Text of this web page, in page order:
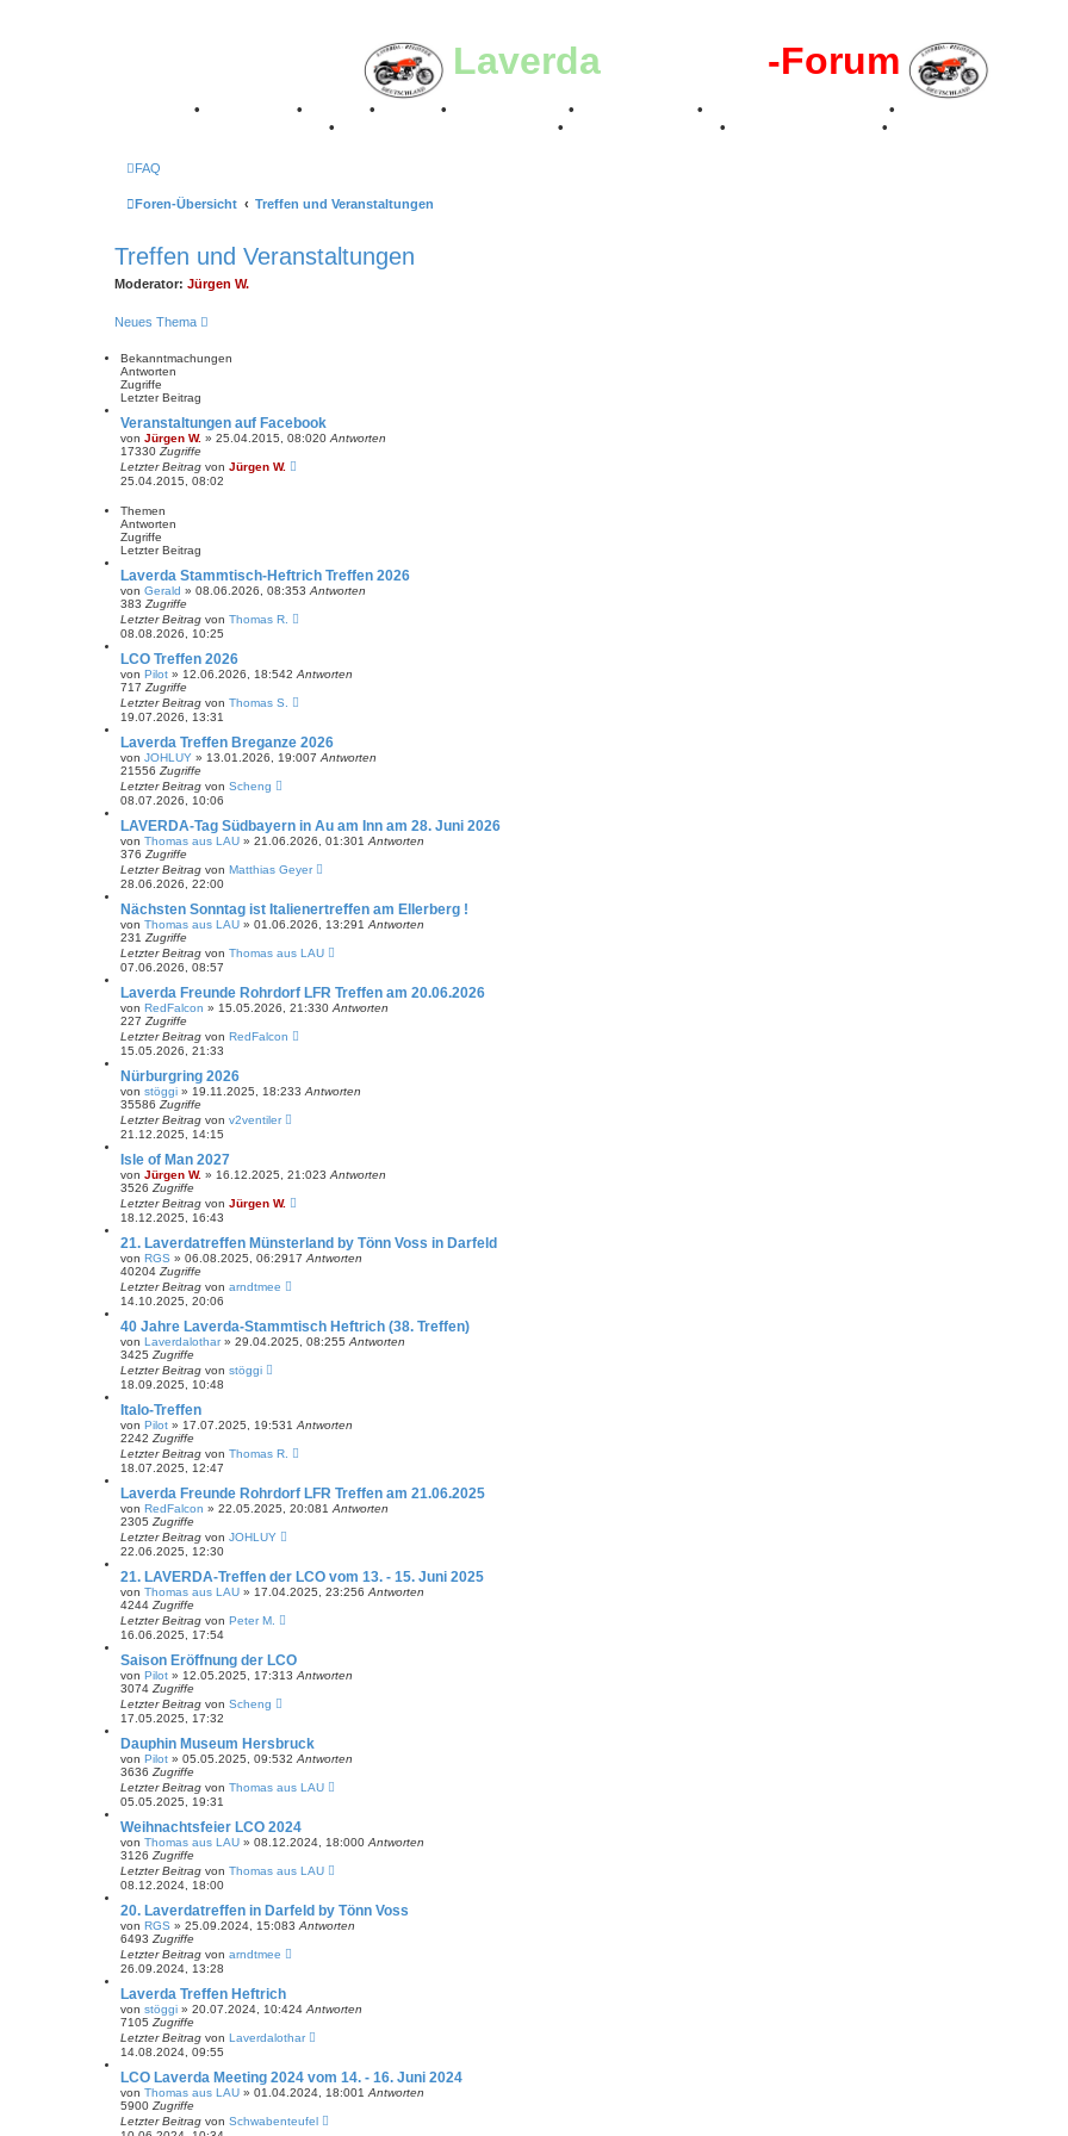
Laverda -Forum
• • • • • • •
• • • •
FAQ
Foren-Übersicht Treffen und Veranstaltungen
Treffen und Veranstaltungen
Moderator: Jürgen W.
Neues Thema
Bekanntmachungen
Antworten
Zugriffe
Letzter Beitrag
Veranstaltungen auf Facebook
von Jürgen W. » 25.04.2015, 08:020 Antworten
17330 Zugriffe
Letzter Beitrag von Jürgen W.
25.04.2015, 08:02
Themen
Antworten
Zugriffe
Letzter Beitrag
Laverda Stammtisch-Heftrich Treffen 2026
von Gerald » 08.06.2026, 08:353 Antworten
383 Zugriffe
Letzter Beitrag von Thomas R.
08.08.2026, 10:25
LCO Treffen 2026
von Pilot » 12.06.2026, 18:542 Antworten
717 Zugriffe
Letzter Beitrag von Thomas S.
19.07.2026, 13:31
Laverda Treffen Breganze 2026
von JOHLUY » 13.01.2026, 19:007 Antworten
21556 Zugriffe
Letzter Beitrag von Scheng
08.07.2026, 10:06
LAVERDA-Tag Südbayern in Au am Inn am 28. Juni 2026
von Thomas aus LAU » 21.06.2026, 01:301 Antworten
376 Zugriffe
Letzter Beitrag von Matthias Geyer
28.06.2026, 22:00
Nächsten Sonntag ist Italienertreffen am Ellerberg !
von Thomas aus LAU » 01.06.2026, 13:291 Antworten
231 Zugriffe
Letzter Beitrag von Thomas aus LAU
07.06.2026, 08:57
Laverda Freunde Rohrdorf LFR Treffen am 20.06.2026
von RedFalcon » 15.05.2026, 21:330 Antworten
227 Zugriffe
Letzter Beitrag von RedFalcon
15.05.2026, 21:33
Nürburgring 2026
von stöggi » 19.11.2025, 18:233 Antworten
35586 Zugriffe
Letzter Beitrag von v2ventiler
21.12.2025, 14:15
Isle of Man 2027
von Jürgen W. » 16.12.2025, 21:023 Antworten
3526 Zugriffe
Letzter Beitrag von Jürgen W.
18.12.2025, 16:43
21. Laverdatreffen Münsterland by Tönn Voss in Darfeld
von RGS » 06.08.2025, 06:2917 Antworten
40204 Zugriffe
Letzter Beitrag von arndtmee
14.10.2025, 20:06
40 Jahre Laverda-Stammtisch Heftrich (38. Treffen)
von Laverdalothar» 29.04.2025, 08:255 Antworten
3425 Zugriffe
Letzter Beitrag von stöggi
18.09.2025, 10:48
Italo-Treffen
von Pilot » 17.07.2025, 19:531 Antworten
2242 Zugriffe
Letzter Beitrag von Thomas R.
18.07.2025, 12:47
Laverda Freunde Rohrdorf LFR Treffen am 21.06.2025
von RedFalcon » 22.05.2025, 20:081 Antworten
2305 Zugriffe
Letzter Beitrag von JOHLUY
22.06.2025, 12:30
21. LAVERDA-Treffen der LCO vom 13. - 15. Juni 2025
von Thomas aus LAU » 17.04.2025, 23:256 Antworten
4244 Zugriffe
Letzter Beitrag von Peter M.
16.06.2025, 17:54
Saison Eröffnung der LCO
von Pilot » 12.05.2025, 17:313 Antworten
3074 Zugriffe
Letzter Beitrag von Scheng
17.05.2025, 17:32
Dauphin Museum Hersbruck
von Pilot » 05.05.2025, 09:532 Antworten
3636 Zugriffe
Letzter Beitrag von Thomas aus LAU
05.05.2025, 19:31
Weihnachtsfeier LCO 2024
von Thomas aus LAU » 08.12.2024, 18:000 Antworten
3126 Zugriffe
Letzter Beitrag von Thomas aus LAU
08.12.2024, 18:00
20. Laverdatreffen in Darfeld by Tönn Voss
von RGS » 25.09.2024, 15:083 Antworten
6493 Zugriffe
Letzter Beitrag von arndtmee
26.09.2024, 13:28
Laverda Treffen Heftrich
von stöggi » 20.07.2024, 10:424 Antworten
7105 Zugriffe
Letzter Beitrag von Laverdalothar
14.08.2024, 09:55
LCO Laverda Meeting 2024 vom 14. - 16. Juni 2024
von Thomas aus LAU » 01.04.2024, 18:001 Antworten
5900 Zugriffe
Letzter Beitrag von Schwabenteufel